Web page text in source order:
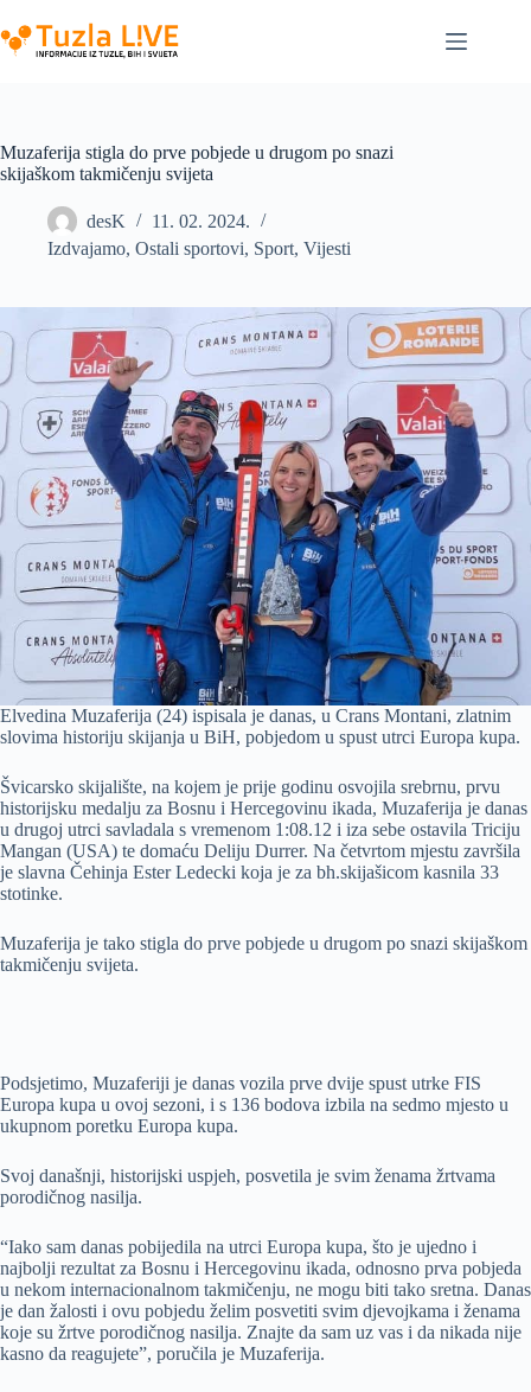
to
content
Muzaferija stigla do prve pobjede u drugom po snazi
skijaškom takmičenju svijeta
desK
11. 02. 2024.
Izdvajamo, Ostali sportovi, Sport, Vijesti
Elvedina Muzaferija (24) ispisala je danas, u Crans Montani, zlatnim
slovima historiju skijanja u BiH, pobjedom u spust utrci Europa kupa.
Švicarsko skijalište, na kojem je prije godinu osvojila srebrnu, prvu
historijsku medalju za Bosnu i Hercegovinu ikada, Muzaferija je danas
u drugoj utrci savladala s vremenom 1:08.12 i iza sebe ostavila Triciju
Mangan (USA) te domaću Deliju Durrer. Na četvrtom mjestu završila
je slavna Čehinja Ester Ledecki koja je za bh.skijašicom kasnila 33
stotinke.
Muzaferija je tako stigla do prve pobjede u drugom po snazi skijaškom
takmičenju svijeta.
Podsjetimo, Muzaferiji je danas vozila prve dvije spust utrke FIS
Europa kupa u ovoj sezoni, i s 136 bodova izbila na sedmo mjesto u
ukupnom poretku Europa kupa.
Svoj današnji, historijski uspjeh, posvetila je svim ženama žrtvama
porodičnog nasilja.
“Iako sam danas pobijedila na utrci Europa kupa, što je ujedno i
najbolji rezultat za Bosnu i Hercegovinu ikada, odnosno prva pobjeda
u nekom internacionalnom takmičenju, ne mogu biti tako sretna. Danas
je dan žalosti i ovu pobjedu želim posvetiti svim djevojkama i ženama
koje su žrtve porodičnog nasilja. Znajte da sam uz vas i da nikada nije
kasno da reagujete”, poručila je Muzaferija.